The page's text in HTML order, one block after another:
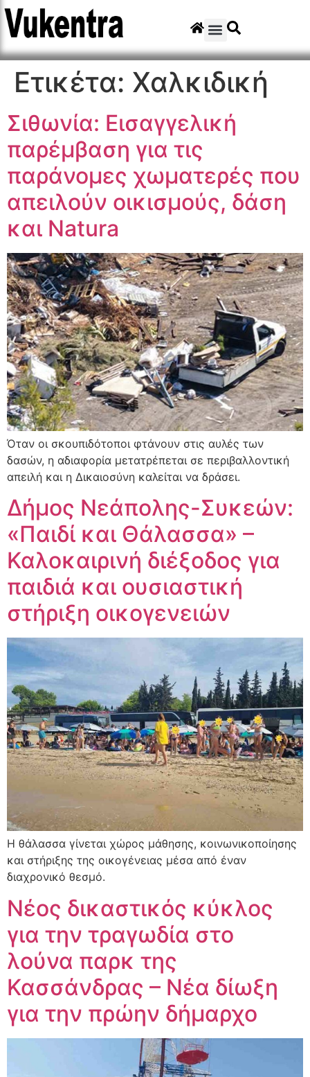
Ετικέτα: Χαλκιδική
Σιθωνία: Εισαγγελική
παρέμβαση για τις
παράνομες χωματερές που
απειλούν οικισμούς, δάση
και Natura
Όταν οι σκουπιδότοποι φτάνουν στις αυλές των
δασών, η αδιαφορία μετατρέπεται σε περιβαλλοντική
απειλή και η Δικαιοσύνη καλείται να δράσει.
Δήμος Νεάπολης-Συκεών:
«Παιδί και Θάλασσα» –
Καλοκαιρινή διέξοδος για
παιδιά και ουσιαστική
στήριξη οικογενειών
Η θάλασσα γίνεται χώρος μάθησης, κοινωνικοποίησης
και στήριξης της οικογένειας μέσα από έναν
διαχρονικό θεσμό.
Νέος δικαστικός κύκλος
για την τραγωδία στο
λούνα παρκ της
Κασσάνδρας – Νέα δίωξη
για την πρώην δήμαρχο